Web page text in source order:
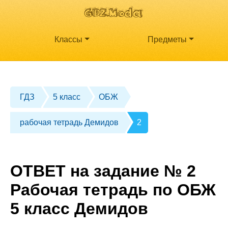
Классы Предметы
ГДЗ 5 класс ОБЖ
рабочая тетрадь Демидов 2
ОТВЕТ на задание № 2
Рабочая тетрадь по ОБЖ
5 класс Демидов